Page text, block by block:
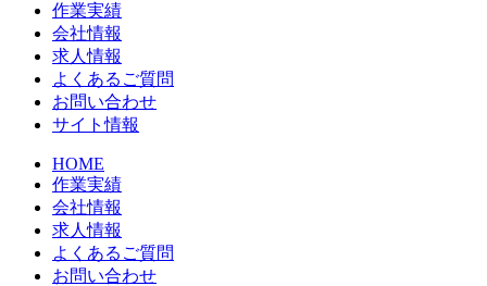
作業実績
会社情報
求人情報
よくあるご質問
お問い合わせ
サイト情報
HOME
作業実績
会社情報
求人情報
よくあるご質問
お問い合わせ